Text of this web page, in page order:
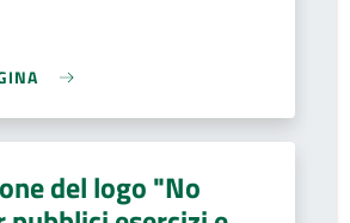
del logo "No